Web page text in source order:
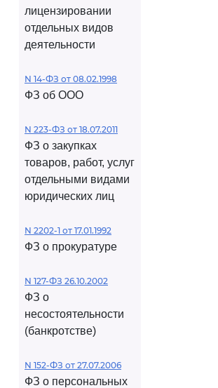
лицензировании
отдельных видов
деятельности
N 14-ФЗ от 08.02.1998
ФЗ об ООО
N 223-ФЗ от 18.07.2011
ФЗ о закупках
товаров, работ, услуг
отдельными видами
юридических лиц
N 2202-1 от 17.01.1992
ФЗ о прокуратуре
N 127-ФЗ 26.10.2002
ФЗ о
несостоятельности
(банкротстве)
N 152-ФЗ от 27.07.2006
ФЗ о персональных